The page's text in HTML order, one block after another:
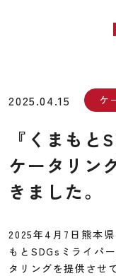
2025.04.15 ケ
『くまもと
ケータリン
きました。
2025年4月7日熊本
もとSDGsミライパ
タリングを提供させ